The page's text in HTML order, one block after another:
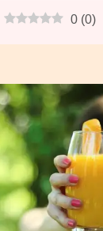
0 (0)